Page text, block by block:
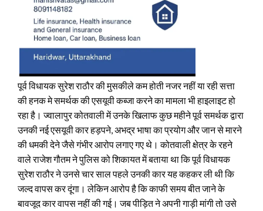
पूर्व विधायक सुरेश राठौर की मुसकीले कम होती नजर नहीं या रही सत्ता
की हनक मे समर्थक की एसयूवी कब्जा करने का मामला भी हाइलाइट हो
रहा है। ज्वालापुर कोतवाली में उनके खिलाफ कुछ महीने पूर्व समर्थक द्वारा
उनकी नई एसयूवी कार हड़पने, अभद्र भाषा का प्रयोग और जान से मारने
की धमकी देने जैसे गंभीर आरोप लगाए गए थे। कोतवाली क्षेत्र के रहने
वाले राजेश गौतम ने पुलिस को शिकायत में बताया था कि पूर्व विधायक
सुरेश राठौर ने उनसे चार साल पहले उनकी कार यह कहकर ली थी कि
जल्द वापस कर दूंगा। लेकिन आरोप है कि काफी समय बीत जाने के
बावजूद कार वापस नहीं की गई। जब पीड़ित ने अपनी गाड़ी मांगी तो उसे